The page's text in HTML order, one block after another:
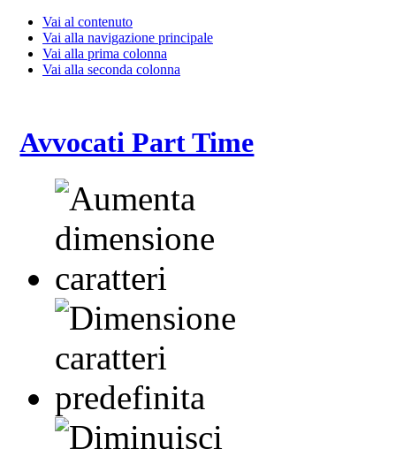
Vai al contenuto
Vai alla navigazione principale
Vai alla prima colonna
Vai alla seconda colonna
Avvocati Part Time